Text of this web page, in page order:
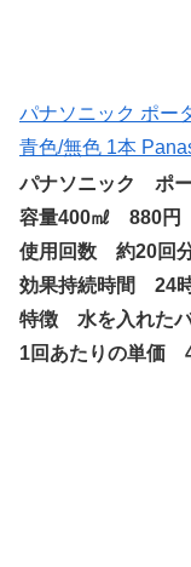
パナソニック ポー
青色/無色 1本
パナソニック ポ
容量400㎖ 880円
使用回数 約20回
効果持続時間 24
特徴 水を入れた
1回あたりの単価